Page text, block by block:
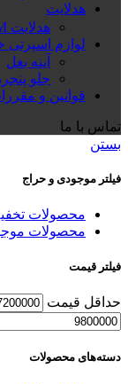
هدلایت
هدلایت MZM
لوازم اسپرتی
آینه بغل
جلو
قوانین و
تماس با ما
بستن
فیلتر موجودی و حراج
محصولات
محصولات
فیلتر قیمت
حداقل قیمت
دسته‌های محصولات